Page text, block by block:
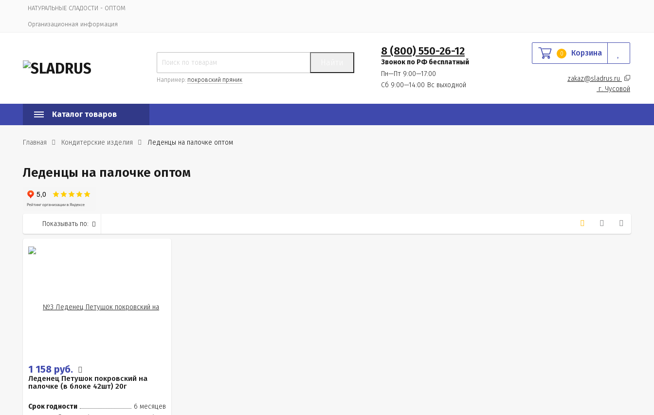
НАТУРАЛЬНЫЕ СЛАДОСТИ - ОПТОМ
Организационная информация
Например: покровский пряник
8 (800) 550-26-12
Звонок по РФ бесплатный
Пн—Пт 9:00—17:00
Сб 9:00—14:00 Вс выходной
0 Корзина
zakaz@sladrus.ru
г. Чусовой
Каталог товаров
Главная Кондитерские изделия Леденцы на палочке оптом
Леденцы на палочке оптом
Показывать по:
1 158 руб.
Леденец Петушок покровский на
палочке (в блоке 42шт) 20г
Срок годности
6 месяцев